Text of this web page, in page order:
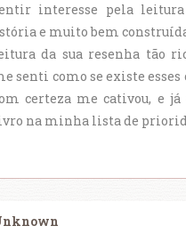
interesse pela
e muito bem
da sua resenha tão
senti como se existe esses
certeza me cativou, e já
na minha lista de